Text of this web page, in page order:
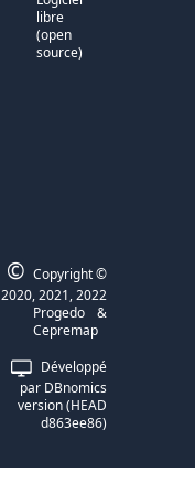
libre
(open
source)
Développé
par DBnomics
version (HEAD
d863ee86)
© Copyright ©
2020, 2021, 2022
Progedo
&
Cepremap